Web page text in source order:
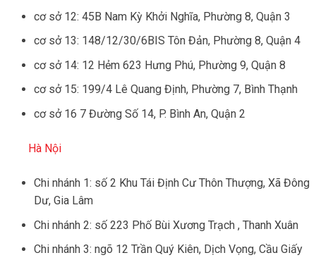
cơ sở 12: 45B Nam Kỳ Khởi Nghĩa, Phường 8, Quận 3
cơ sở 13: 148/12/30/6BIS Tôn Đản, Phường 8, Quận 4
cơ sở 14: 12 Hẻm 623 Hưng Phú, Phường 9, Quận 8
cơ sở 15: 199/4 Lê Quang Định, Phường 7, Bình Thạnh
cơ sở 16 7 Đường Số 14, P. Bình An, Quận 2
Hà Nội
Chi nhánh 1: số 2 Khu Tái Định Cư Thôn Thượng, Xã Đông
Dư, Gia Lâm
Chi nhánh 2: số 223 Phố Bùi Xương Trạch , Thanh Xuân
Chi nhánh 3: ngõ 12 Trần Quý Kiên, Dịch Vọng, Cầu Giấy